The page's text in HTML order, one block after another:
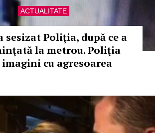
ACTUALITATE
sesizat Poliţia, după ce a
la metrou. Poliţia
cu agresoarea